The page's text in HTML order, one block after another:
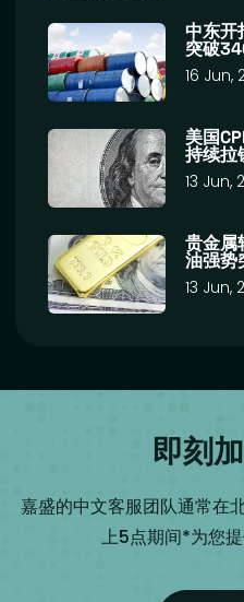
中东开
突破
16 Jun,
美国
持续拉
13 Jun,
贵金属
油强势
13 Jun,
即刻
嘉盛的中文客服团队通常在
上5点期间*为您